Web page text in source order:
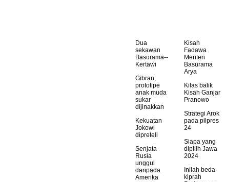
Dua
sekawan
Basurama--
Kertawi
Gibran,
prototipe
anak muda
sukar
dijinakkan
Kekuatan
Jokowi
dipreteli
Senjata
Rusia
unggul
daripada
Amerika
Kisah
Fadawa
Menteri
Basurama
Arya
Kilas balik
Kisah Ganjar
Pranowo
Strategi Arok
pada pilpres
24
Siapa yang
dipilih Jawa
2024
Inilah beda
kiprah